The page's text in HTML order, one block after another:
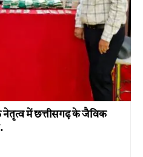
नेतृत्व में छत्तीसगढ़ के जैविक